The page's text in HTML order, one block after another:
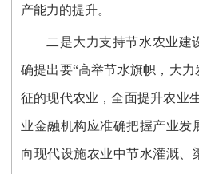
产能力的提升。
二是大力支持节水农业建
确提出要“高举节水旗帜，大
征的现代农业，全面提升农业
业金融机构应准确把握产业发
向现代设施农业中节水灌溉、